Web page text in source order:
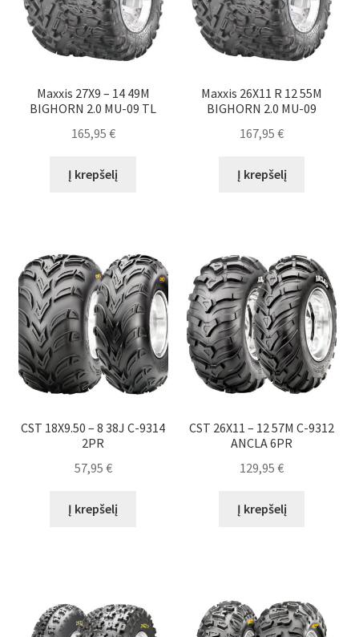
Maxxis 27X9 – 14 49M
BIGHORN 2.0 MU-09 TL
165,95 €
Į krepšelį
Maxxis 26X11 R 12 55M
BIGHORN 2.0 MU-09
167,95€
Į krepšelį
CST 18X9.50 – 8 38J C-9314
2PR
57,95 €
Į krepšelį
CST 26X11 – 12 57M C-9312
ANCLA 6PR
129,95€
Į krepšelį